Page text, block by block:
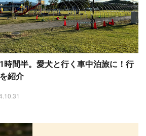
時間半。愛犬と行く車中泊旅に！行
紹介